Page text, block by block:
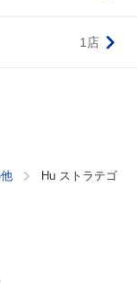
1店
Hu ストラテゴ